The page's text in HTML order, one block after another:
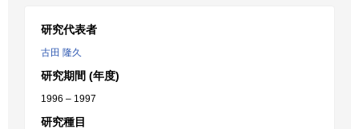
研究代表者
古田 隆久
研究期間 (年度)
1996 – 1997
研究種目